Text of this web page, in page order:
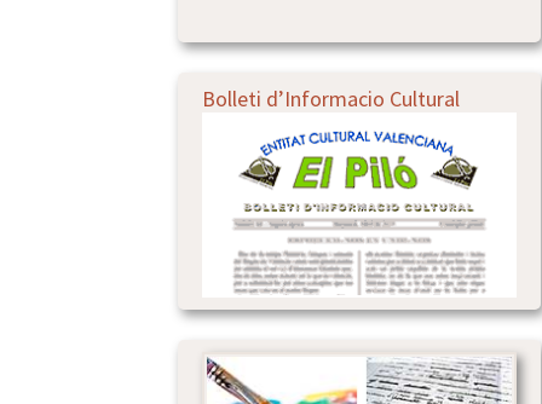
Bolleti d’Informacio Cultural